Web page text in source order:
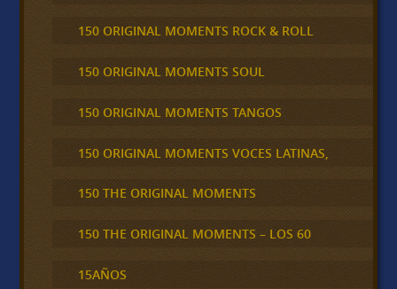
150 ORIGINAL MOMENTS ROCK & ROLL
150 ORIGINAL MOMENTS SOUL
150 ORIGINAL MOMENTS TANGOS
150 ORIGINAL MOMENTS VOCES LATINAS,
150 THE ORIGINAL MOMENTS
150 THE ORIGINAL MOMENTS – LOS 60
15AÑOS